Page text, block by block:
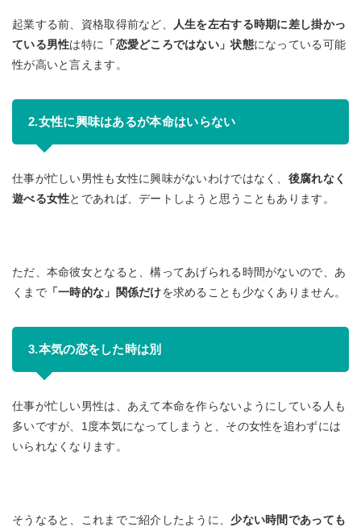
起業する前、資格取得前など、
人生を左右する時期に差し掛かっ
ている男性は特に 「恋愛どころではない」状態になっている可能
性が高いと言えます。
2.女性に興味はあるが本命はいらない
仕事が忙しい男性も女性に興味がないわけではなく、 後腐れなく
遊べる女性とであれば、デートしようと思うこともあります。
ただ、本命彼女となると、構ってあげられる時間がないので、あ
くまで「一時的な」関係だけを求めることも少なくありません。
3.本気の恋をした時は別
仕事が忙しい男性は、あえて本命を作らないようにしている人も
多いですが、1度本気になってしまうと、その女性を追わずには
いられなくなります。
そうなると、これまでご紹介したように、 少ない時間であっても